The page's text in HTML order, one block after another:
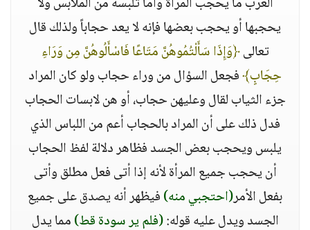
يحجبها أو يحجب بعضها فإنه لا يعد حجاباً ولذلك قال
تعالى﴿وَإِذَا سَأَلْتُمُوهُنَّ مَتَاعًا فَاسْأَلُوهُنَّ مِن وَرَاءِ
حِجَابٍ﴾فجعل السؤال من وراء حجاب ولو كان المراد
جزء الثياب لقال وعليهن حجاب، أو هن لابسات الحجاب
فدل ذلك على أن المراد بالحجاب أعم من اللباس الذي
يلبس ويحجب بعض الجسد فظاهر دلالة لفظ الحجاب
أن يحجب جميع المرأة لأنه إذا أتى فعل مطلق وأتى
بفعل الأمر(احتجبي منه)فيظهر أنه يصدق على جميع
الجسد ويدل عليه قوله:(فلم ير سودة قط)مما يدل